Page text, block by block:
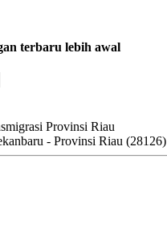
terbaru lebih awal
Provinsi Riau
- Provinsi Riau (28126)